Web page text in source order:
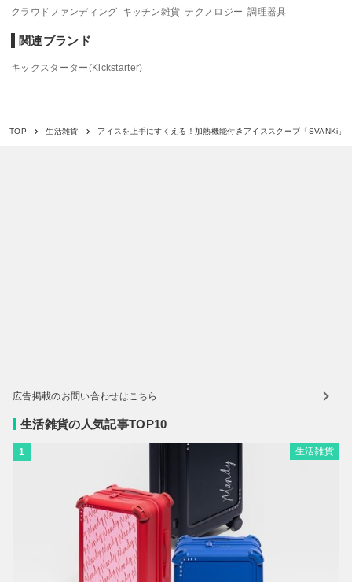
クラウドファンディング キッチン雑貨 テクノロジー 調理器具
関連ブランド
キックスターター(Kickstarter)
TOP 生活雑貨 アイスを上手にすくえる！加熱機能付きアイススクープ「SVANKi」
広告掲載のお問い合わせはこちら
生活雑貨の人気記事TOP10
1 生活雑貨